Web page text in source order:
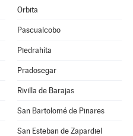
Orbita
Pascualcobo
Piedrahíta
Pradosegar
Rivilla de Barajas
San Bartolomé de Pinares
San Esteban de Zapardiel